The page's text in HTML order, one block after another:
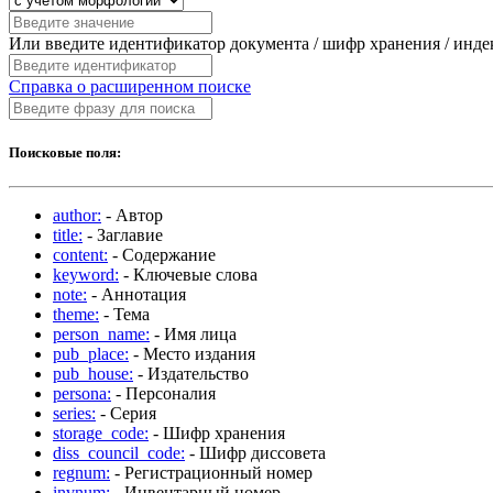
Или введите идентификатор документа / шифр хранения /
Справка о расширенном поиске
Поисковые поля:
author: - Автор
title: - Заглавие
content: - Содержание
keyword: - Ключевые слова
note: - Аннотация
theme: - Тема
person_name: - Имя лица
pub_place: - Место издания
pub_house: - Издательство
persona: - Персоналия
series: - Серия
storage_code: - Шифр хранения
diss_council_code: - Шифр диссовета
regnum: - Регистрационный номер